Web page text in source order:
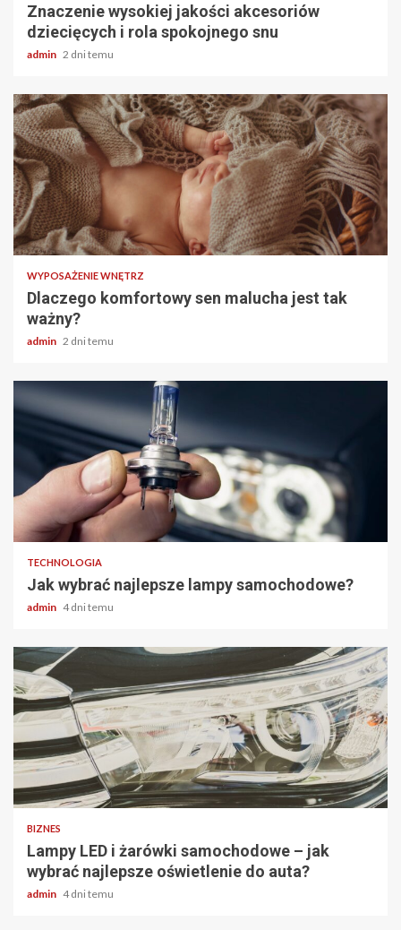
Znaczenie wysokiej jakości akcesoriów
dziecięcych i rola spokojnego snu
admin 2 dni temu
3 min odczytu
WYPOSAŻENIE WNĘTRZ
Dlaczego komfortowy sen malucha jest tak
ważny?
admin 2 dni temu
2 min odczytu
TECHNOLOGIA
Jak wybrać najlepsze lampy samochodowe?
admin 4 dni temu
2 min odczytu
BIZNES
Lampy LED i żarówki samochodowe – jak
wybrać najlepsze oświetlenie do auta?
admin 4 dni temu